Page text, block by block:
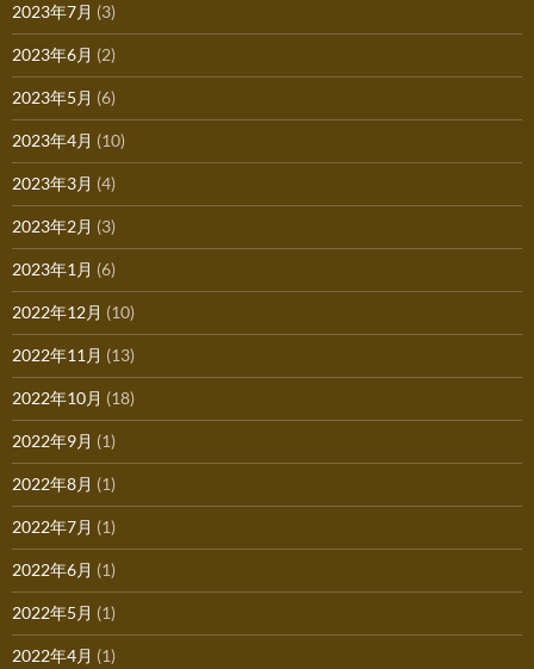
2023年7月 (3)
2023年6月 (2)
2023年5月 (6)
2023年4月 (10)
2023年3月 (4)
2023年2月 (3)
2023年1月 (6)
2022年12月 (10)
2022年11月 (13)
2022年10月 (18)
2022年9月 (1)
2022年8月 (1)
2022年7月 (1)
2022年6月 (1)
2022年5月 (1)
2022年4月 (1)